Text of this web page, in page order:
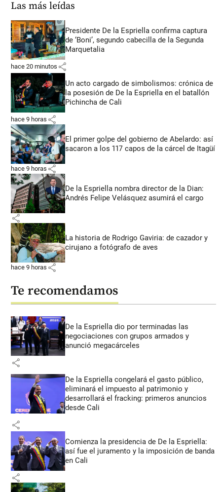
Las más leídas
Presidente De la Espriella confirma captura
de ‘Boni’, segundo cabecilla de la Segunda
Marquetalia
hace 20 minutos share
Un acto cargado de simbolismos: crónica de
la posesión de De la Espriella en el batallón
Pichincha de Cali
hace 9 horas share
El primer golpe del gobierno de Abelardo: así
sacaron a los 117 capos de la cárcel de Itagüí
hace 9 horas share
De la Espriella nombra director de la Dian:
Andrés Felipe Velásquez asumirá el cargo
share
La historia de Rodrigo Gaviria: de cazador y
cirujano a fotógrafo de aves
hace 9 horas share
Te recomendamos
De la Espriella dio por terminadas las
negociaciones con grupos armados y
anunció megacárceles
share
De la Espriella congelará el gasto público,
eliminará el impuesto al patrimonio y
desarrollará el fracking: primeros anuncios
desde Cali
share
Comienza la presidencia de De la Espriella:
así fue el juramento y la imposición de banda
en Cali
share